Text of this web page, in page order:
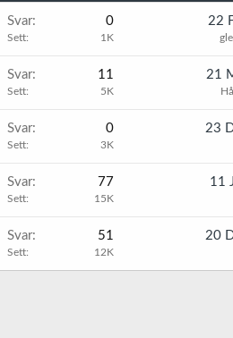
Svar 0
Sett 1K
22
Svar 11
Sett 5K
21
Svar 0
Sett 3K
23
Svar 77
Sett 15K
11
Svar 51
Sett 12K
20